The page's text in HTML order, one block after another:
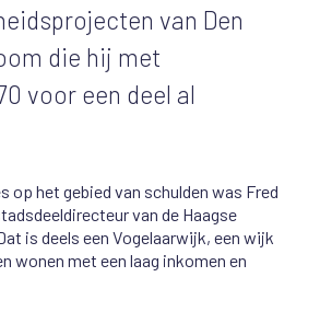
van Den
die hij met
voor een deel al
op het gebied van schulden was Fred
van de Haagse
is deels een Vogelaarwijk, een wijk
wonen met een laag inkomen en